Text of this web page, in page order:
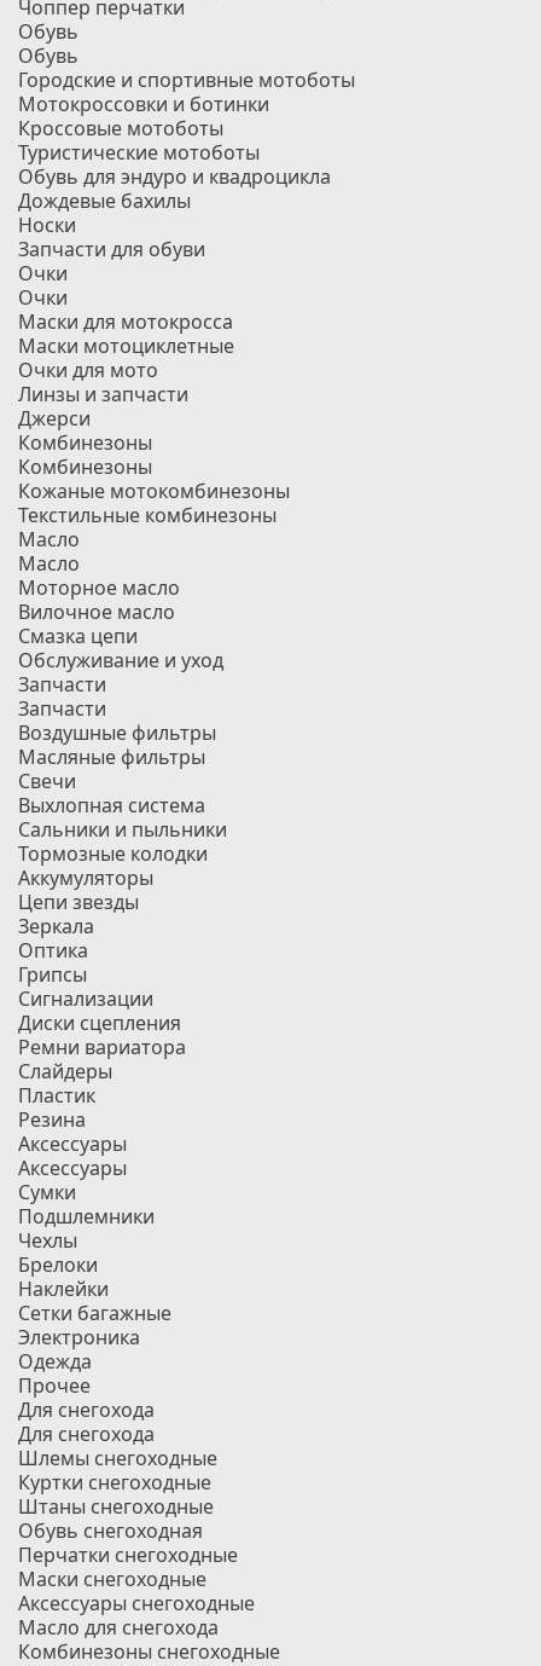
Чоппер перчатки
Обувь
Обувь
Городские и спортивные мотоботы
Мотокроссовки и ботинки
Кроссовые мотоботы
Туристические мотоботы
Обувь для эндуро и квадроцикла
Дождевые бахилы
Носки
Запчасти для обуви
Очки
Очки
Маски для мотокросса
Маски мотоциклетные
Очки для мото
Линзы и запчасти
Джерси
Комбинезоны
Комбинезоны
Кожаные мотокомбинезоны
Текстильные комбинезоны
Масло
Масло
Моторное масло
Вилочное масло
Смазка цепи
Обслуживание и уход
Запчасти
Запчасти
Воздушные фильтры
Масляные фильтры
Свечи
Выхлопная система
Сальники и пыльники
Тормозные колодки
Аккумуляторы
Цепи звезды
Зеркала
Оптика
Грипсы
Сигнализации
Диски сцепления
Ремни вариатора
Слайдеры
Пластик
Резина
Аксессуары
Аксессуары
Сумки
Подшлемники
Чехлы
Брелоки
Наклейки
Сетки багажные
Электроника
Одежда
Прочее
Для снегохода
Для снегохода
Шлемы снегоходные
Куртки снегоходные
Штаны снегоходные
Обувь снегоходная
Перчатки снегоходные
Маски снегоходные
Аксессуары снегоходные
Масло для снегохода
Комбинезоны снегоходные